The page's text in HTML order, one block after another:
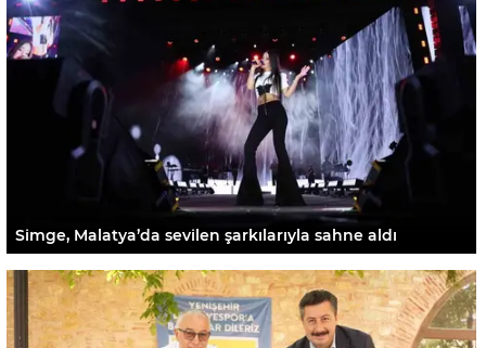
Simge, Malatya’da sevilen şarkılarıyla sahne aldı